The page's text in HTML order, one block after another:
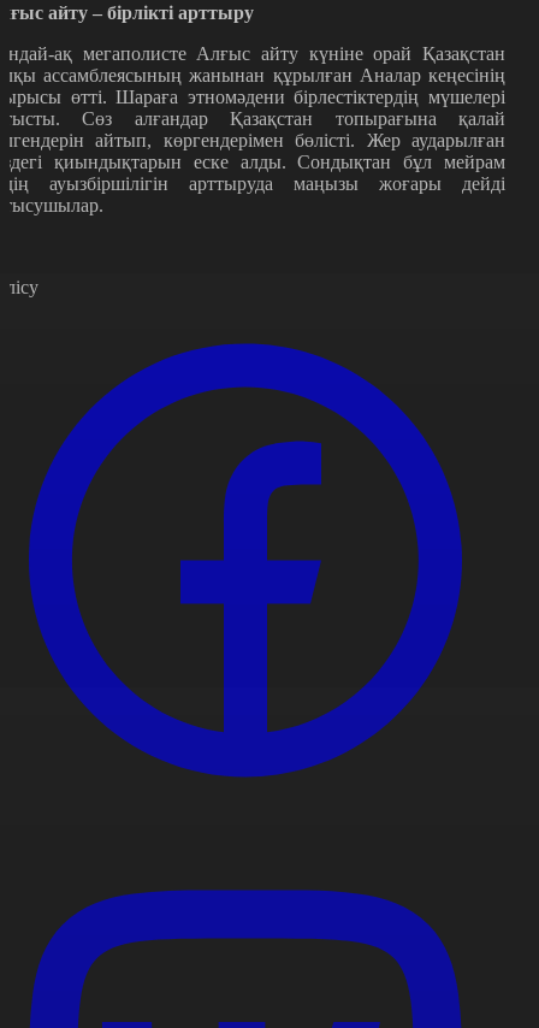
айту – бірлікті арттыру
ақ мегаполисте Алғыс айту күніне орай Қазақстан
ассамблеясының жанынан құрылған Аналар кеңесінің
өтті. Шараға этномәдени бірлестіктердің мүшелері
Сөз алғандар Қазақстан топырағына қалай
айтып, көргендерімен бөлісті. Жер аударылған
қиындықтарын еске алды. Сондықтан бұл мейрам
ауызбіршілігін арттыруда маңызы жоғары дейді